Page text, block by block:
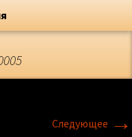
сайт
Следующее →